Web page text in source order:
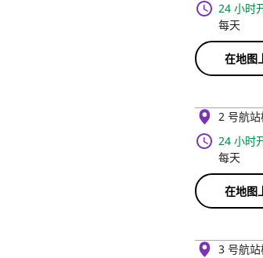
24 小时
每天
在地图
2 号航
24 小时
每天
在地图
3 号航